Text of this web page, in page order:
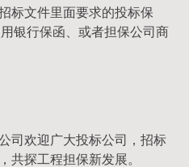
标文件里面要求的投标保
银行保函、或者担保公司商
司欢迎广大投标公司，招标
共探工程担保新发展。